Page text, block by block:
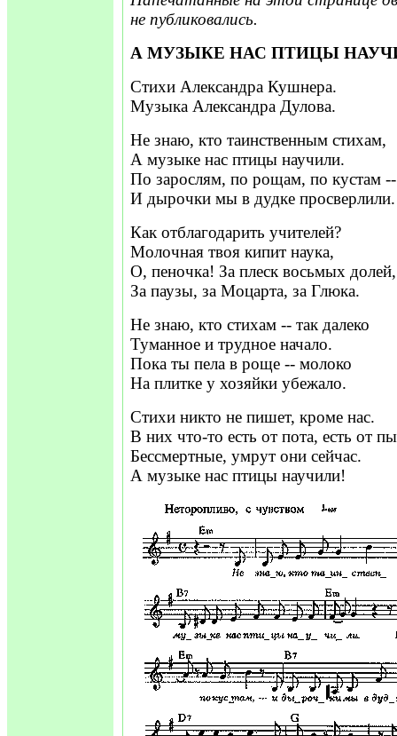
не публиковались.
А МУЗЫКЕ НАС ПТИЦЫ
Стихи Александра Кушнера.
Музыка Александра Дулова.
Не знаю, кто таинственным стихам,
А музыке нас птицы научили.
По зарослям, по рощам, по кустам --
И дырочки мы в дудке просверлили.
Как отблагодарить учителей?
Молочная твоя кипит наука,
О, пеночка! За плеск восьмых долей,
За паузы, за Моцарта, за Глюка.
Не знаю, кто стихам -- так далеко
Туманное и трудное начало.
Пока ты пела в роще -- молоко
На плитке у хозяйки убежало.
Стихи никто не пишет, кроме нас.
В них что-то есть от пота, есть от
Бессмертные, умрут они сейчас.
А музыке нас птицы научили!